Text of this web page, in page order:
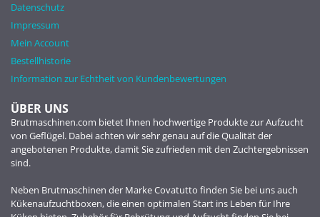
Datenschutz
Impressum
Mein Account
Bestellhistorie
Information zur Echtheit von Kundenbewertungen
ÜBER UNS
Brutmaschinen.com bietet Ihnen hochwertige Produkte zur Aufzucht
von Geflügel. Dabei achten wir sehr genau auf die Qualität der
angebotenen Produkte, damit Sie zufrieden mit den Zuchtergebnissen
sind.
Neben Brutmaschinen der Marke Covatutto finden Sie bei uns auch
Kükenaufzuchtboxen, die einen optimalen Start ins Leben für Ihre